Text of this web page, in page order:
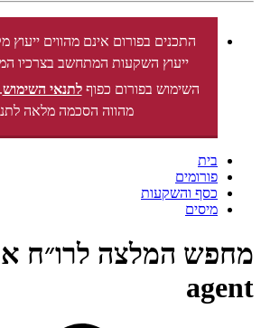
התכנים בפורום אינם מהווים ייעוץ
ייעוץ השקעות המתחשב בצרכיו
השימוש בפורום כפוףלתנאי השימוש
מהווה הסכמה מלאה
בית
פורומים
כסף והשקעות
מיסים
agent